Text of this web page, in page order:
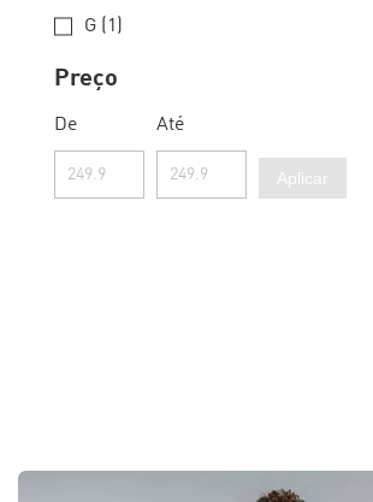
G (1)
Preço
De Até
Aplicar